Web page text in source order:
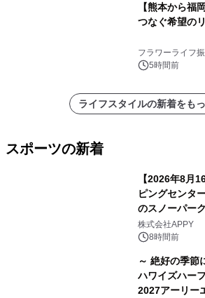
【熊本から福
つなぐ希望のリ
フラワーライフ
5時間前
ライフスタイルの新着をも
スポーツの新着
【2026年8月
ピングセンタ
のスノーパー
株式会社APPY
8時間前
～ 絶好の季
ハワイズハー
2027アーリー